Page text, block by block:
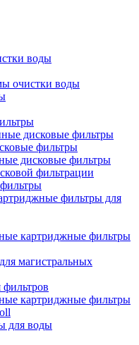
воды
очистки воды
дисковые фильтры
фильтры
дисковые фильтры
фильтрации
фильтры для
картриджные фильтры
магистральных
фильтров
картриджные фильтры
для воды